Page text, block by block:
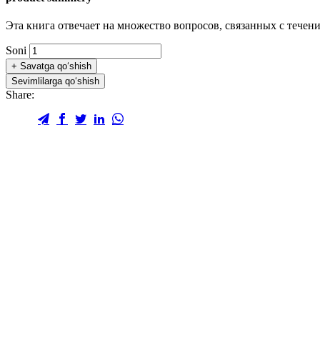
Эта книга отвечает на множество вопросов, связанных с
Soni
+ Savatga qo‘shish
Sevimlilarga qo‘shish
Share: